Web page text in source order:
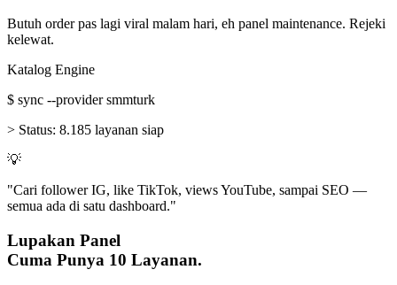
Butuh order pas lagi viral malam hari, eh panel maintenance. Rejeki
kelewat.
Katalog Engine
$ sync --provider smmturk
> Status: 8.185 layanan siap
💡
"Cari follower IG, like TikTok, views YouTube, sampai SEO —
semua ada di satu dashboard."
Lupakan Panel
Cuma Punya 10 Layanan.